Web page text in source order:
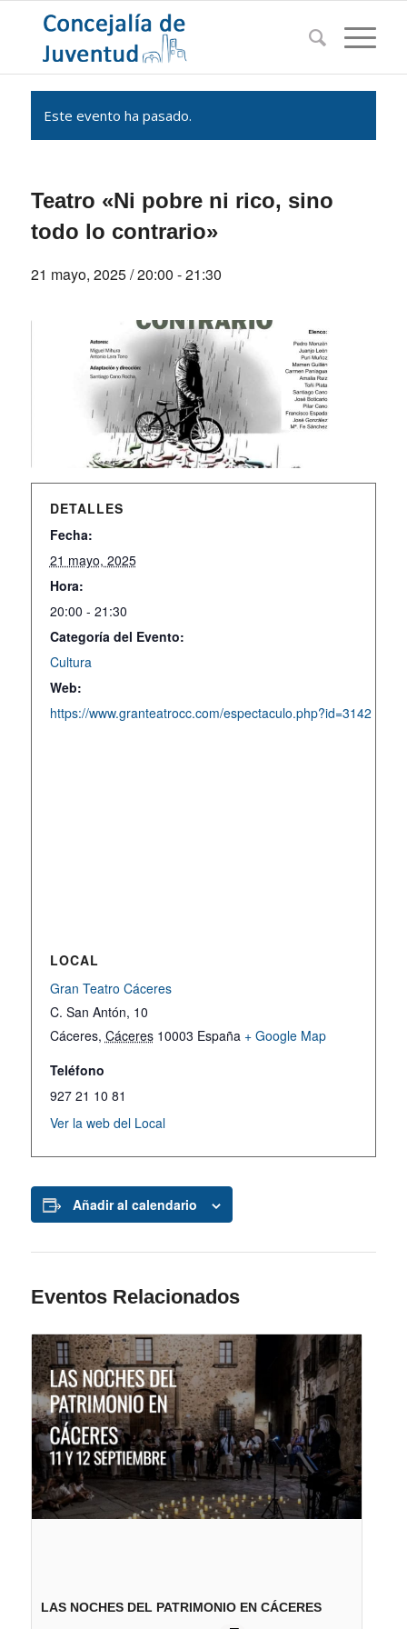
Este evento ha pasado.
Teatro «Ni pobre ni rico, sino
todo lo contrario»
21 mayo, 2025 / 20:00 -21:30
DETALLES
Fecha:
21 mayo, 2025
Hora:
20:00 - 21:30
Categoría del Evento:
Cultura
Web:
https://www.granteatrocc.com/espectaculo.php?id=3142
LOCAL
Gran Teatro Cáceres
C. San Antón, 10
Cáceres, Cáceres 10003 España + Google Map
Teléfono
927 21 10 81
Ver la web del Local
Añadir al calendario
Eventos Relacionados
LAS NOCHES DEL PATRIMONIO EN CÁCERES